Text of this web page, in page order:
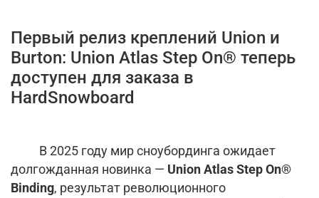
Первый релиз креплений Union и
Burton: Union Atlas Step On® теперь
доступен для заказа в
HardSnowboard
В 2025 году мир сноубординга ожидает
долгожданная новинка — Union Atlas Step On®
Binding, результат революционного